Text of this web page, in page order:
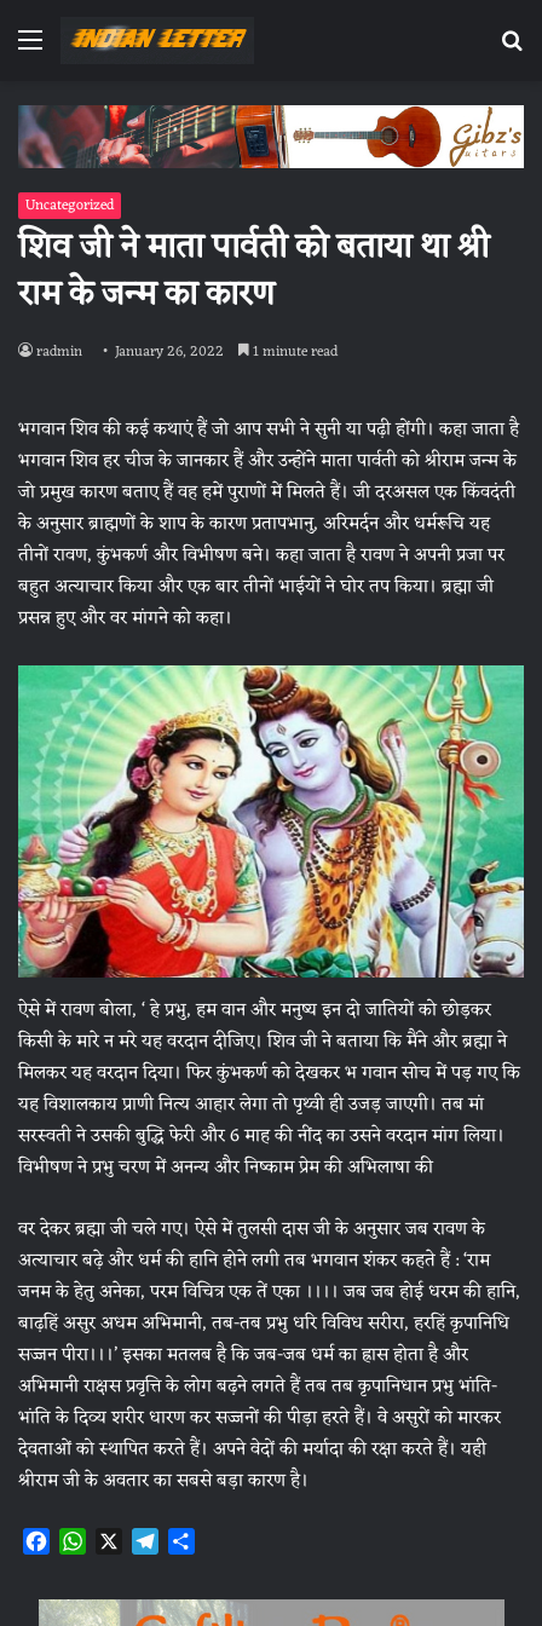
Menu
Uncategorized
शिव जी ने माता पार्वती को बताया था श्री
राम के जन्म का कारण
radmin January 26, 2022 1 minute read
भगवान शिव की कई कथाएं हैं जो आप सभी ने सुनी या पढ़ी होंगी। कहा जाता है
भगवान शिव हर चीज के जानकार हैं और उन्होंने माता पार्वती को श्रीराम जन्म के
जो प्रमुख कारण बताए हैं वह हमें पुराणों में मिलते हैं। जी दरअसल एक किंवदंती
के अनुसार ब्राह्मणों के शाप के कारण प्रतापभानु, अरिमर्दन और धर्मरूचि यह
तीनों रावण, कुंभकर्ण और विभीषण बने। कहा जाता है रावण ने अपनी प्रजा पर
बहुत अत्याचार किया और एक बार तीनों भाईयों ने घोर तप किया। ब्रह्मा जी
प्रसन्न हुए और वर मांगने को कहा।
ऐसे में रावण बोला, ‘ हे प्रभु, हम वान और मनुष्य इन दो जातियों को छोड़कर
किसी के मारे न मरे यह वरदान दीजिए। शिव जी ने बताया कि मैंने और ब्रह्मा ने
मिलकर यह वरदान दिया। फिर कुंभकर्ण को देखकर भ गवान सोच में पड़ गए कि
यह विशालकाय प्राणी नित्य आहार लेगा तो पृथ्वी ही उजड़ जाएगी। तब मां
सरस्वती ने उसकी बुद्धि फेरी और 6 माह की नींद का उसने वरदान मांग लिया।
विभीषण ने प्रभु चरण में अनन्य और निष्काम प्रेम की अभिलाषा की
वर देकर ब्रह्मा जी चले गए। ऐसे में तुलसी दास जी के अनुसार जब रावण के
अत्याचार बढ़े और धर्म की हानि होने लगी तब भगवान शंकर कहते हैं : ‘राम
जनम के हेतु अनेका, परम विचित्र एक तें एका ।।।। जब जब होई धरम की हानि,
बाढ़हिं असुर अधम अभिमानी, तब-तब प्रभु धरि विविध सरीरा, हरहिं कृपानिधि
सज्जन पीरा।।।’ इसका मतलब है कि जब-जब धर्म का ह्रास होता है और
अभिमानी राक्षस प्रवृत्ति के लोग बढ़ने लगते हैं तब तब कृपानिधान प्रभु भांति-
भांति के दिव्य शरीर धारण कर सज्जनों की पीड़ा हरते हैं। वे असुरों को मारकर
देवताओं को स्थापित करते हैं। अपने वेदों की मर्यादा की रक्षा करते हैं। यही
श्रीराम जी के अवतार का सबसे बड़ा कारण है।
F
c
W
a
X T
l a